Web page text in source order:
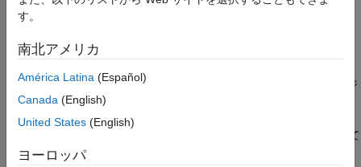
構文
例
入力引数
出力引数
ヒント
バージョン履歴
[counts,binLocations] = imhist(I,n)
[counts,binLocations] = imhist(X,cmap)
説明
[ , binLocations ] = imhist( はグレースケール イメージ
Iについてヒストグラムを計算します。関数
にヒストグラム カウントを、
ます。ヒストグラムの中のビンの数は、イメージ タイプによって
決まります。
す。
南北アメリカ
América Latina (Español)
Canada (English)
United States (English)
ヨーロッパ